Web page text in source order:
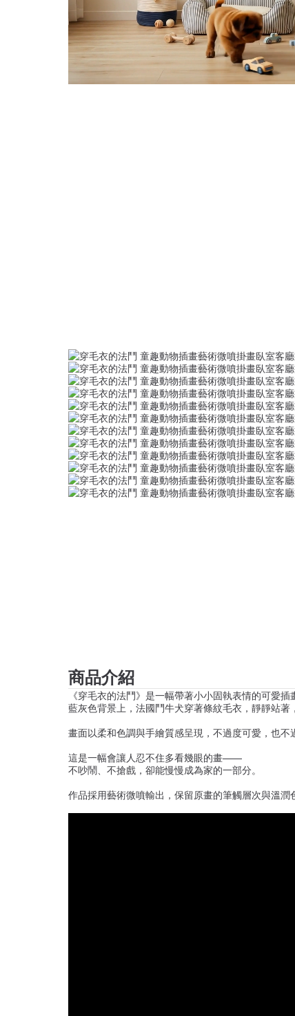
商品介紹
《穿毛衣的法鬥》是一幅帶著小小固執表情的可愛插
藍灰色背景上，法國鬥牛犬穿著條紋毛衣，靜靜站著
畫面以柔和色調與手繪質感呈現，不過度可愛，也
這是一幅會讓人忍不住多看幾眼的畫——
不吵鬧、不搶戲，卻能慢慢成為家的一部分。
作品採用藝術微噴輸出，保留原畫的筆觸層次與溫潤